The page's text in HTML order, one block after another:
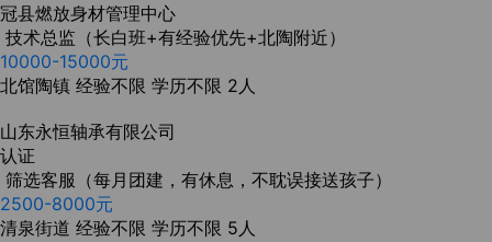
冠县燃放身材管理中心
技术总监（长白班+有经验优先+北陶附近）
10000-15000元
北馆陶镇 经验不限 学历不限 2人
山东永恒轴承有限公司
认证
筛选客服（每月团建，有休息，不耽误接送孩子）
2500-8000元
清泉街道 经验不限 学历不限 5人